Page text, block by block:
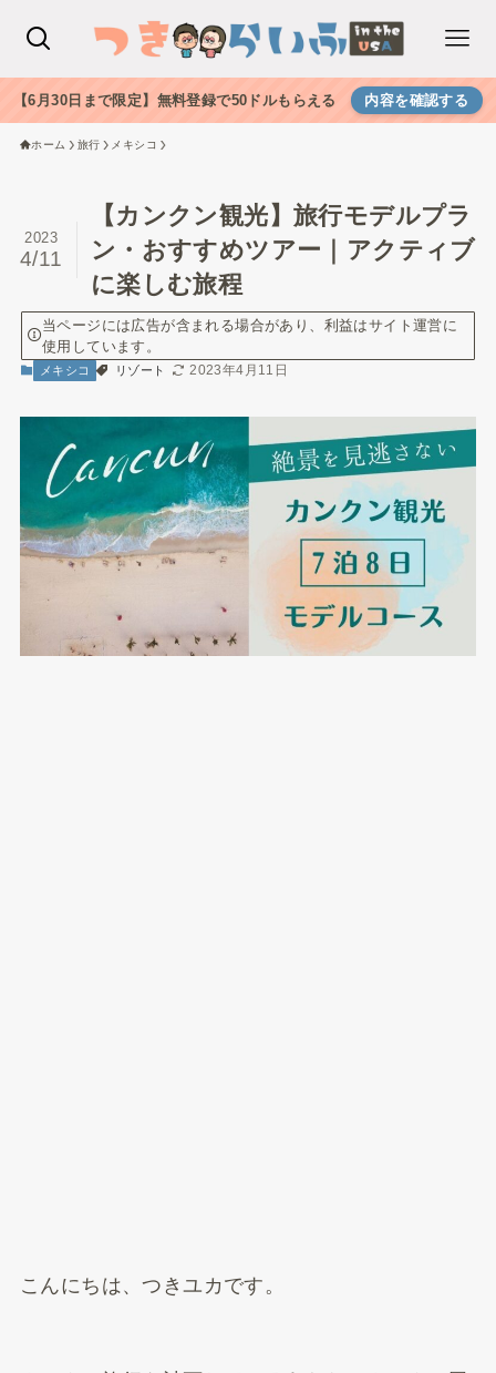
【6月30日まで限定】無料登録で50ドルもらえる 内容を確認する
ホーム 旅行 メキシコ
【カンクン観光】旅行モデルプラ
ン・おすすめツアー｜アクティブ
に楽しむ旅程
2023
4/11
当ページには広告が含まれる場合があり、利益はサイト運営に
使用しています。
メキシコ リゾート 2023年4月11日
こんにちは、つきユカです。